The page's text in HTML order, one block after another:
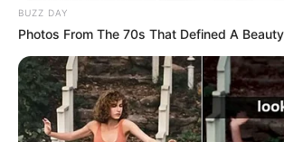
BUZZ DAY
Photos From The 70s That Defined A